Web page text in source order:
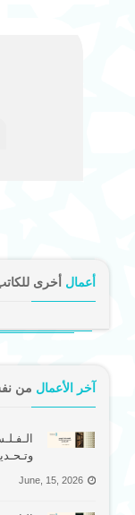
أعمال أخرى
آخر الأعمال من
June, 15, 2026